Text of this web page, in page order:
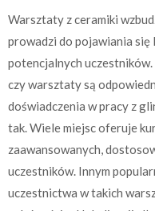
Warsztaty z ceramiki
prowadzi do pojawiania
potencjalnych
czy warsztaty są
doświadczenia w pracy z
tak. Wiele miejsc oferuje
zaawansowanych,
uczestników. Innym
uczestnictwa w takich